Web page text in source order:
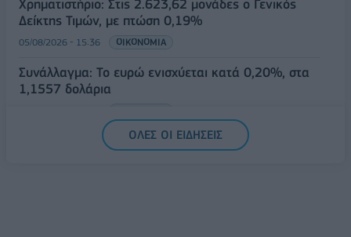
Χρηματιστήριο: Στις 2.623,62 μονάδες ο Γενικός
Δείκτης Τιμών, με πτώση 0,19%
05/08/2026 - 15:36 ΟΙΚΟΝΟΜΙΑ
Συνάλλαγμα: Το ευρώ ενισχύεται κατά 0,20%, στα
1,1557 δολάρια
ΟΛΕΣ ΟΙ ΕΙΔΗΣΕΙΣ